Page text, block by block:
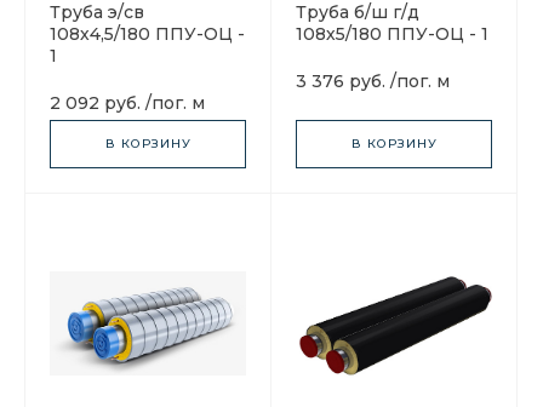
Труба э/св
108х4,5/180 ППУ-ОЦ -
1
2 092 руб. /пог. м
В КОРЗИНУ
Труба б/ш г/д
108х5/180 ППУ-ОЦ - 1
3 376 руб. /пог. м
В КОРЗИНУ